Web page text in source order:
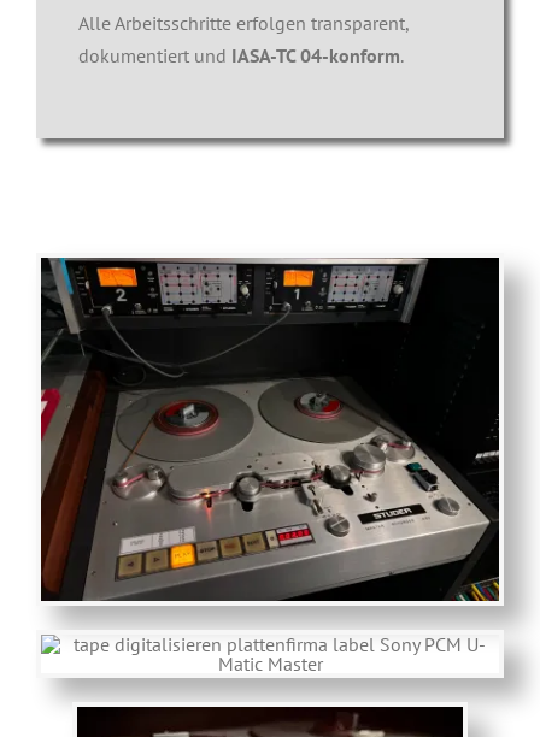
Alle Arbeitsschritte erfolgen transparent,
dokumentiert und IASA-TC 04-konform.